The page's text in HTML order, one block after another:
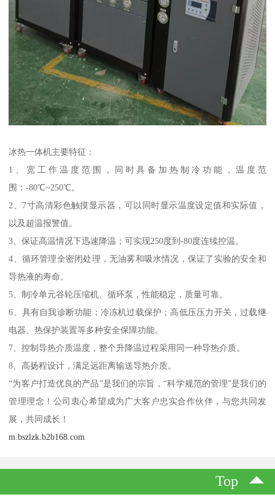
冰热一体机主要特征：
1、宽工作温度范围，同时具备加热制冷功能，温度范
围：-80℃~250℃。
2、7寸高清彩色触摸显示器，可以同时显示温度设定值和实际值，
以及超温报警值。
3、保证高温情况下迅速降温；可实现250度到-80度连续控温。
4、循环管理全密闭处理，无油雾和吸水情况，保证了实验的安全和
导热液的寿命。
5、制冷单元谷轮压缩机、循环泵，性能稳定，质量可靠。
6、具有自我诊断功能；冷冻机过载保护；高低压压力开关，过载继
电器、热保护装置等多种安全保障功能。
7、控制导热介质温度，整个升降温过程采用同一种导热介质。
8、高扬程设计，满足远距离输送导热介质。
“为客户打造优良的产品”是我们的宗旨，“科学规范的管理”是我们的
管理理念！公司衷心希望成为广大客户忠实合作伙伴，与您共同发
展，共同成长！
m.bszlzk.b2b168.com
Top